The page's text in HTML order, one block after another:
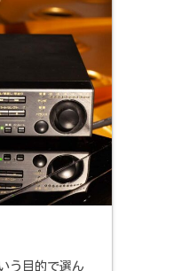
う目的で選ん